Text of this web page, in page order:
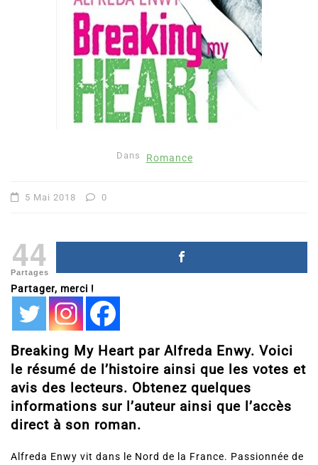
Dans Romance
5 Mai 2018 0
44
Partages
Partager, merci !
Breaking My Heart par Alfreda Enwy. Voici
le résumé de l’histoire ainsi que les votes et
avis des lecteurs. Obtenez quelques
informations sur l’auteur ainsi que l’accès
direct à son roman.
Alfreda Enwy vit dans le Nord de la France. Passionnée de